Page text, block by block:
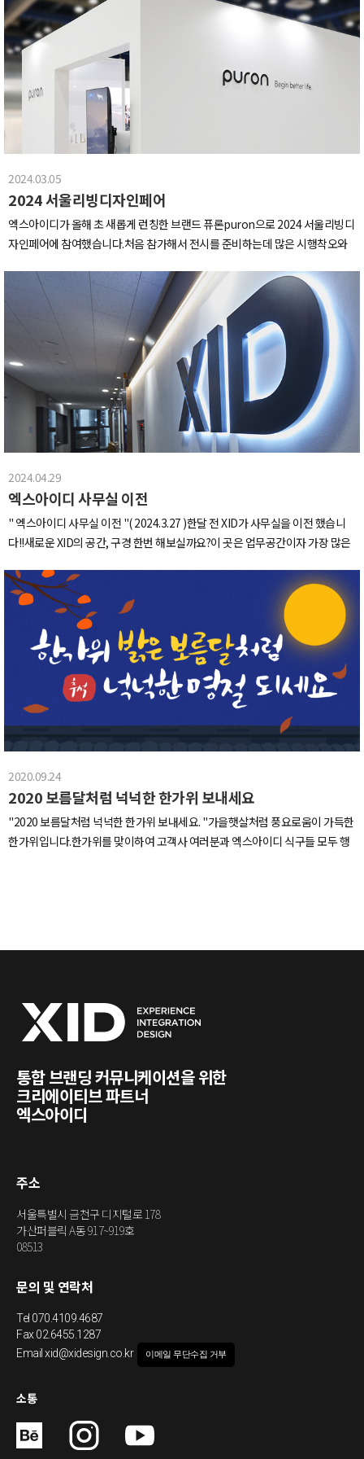
2024.03.05
2024 서울리빙디자인페어
엑스아이디가 올해 초 새롭게 런칭한 브랜드 퓨론puron으로 2024 서울리빙디
자인페어에 참여했습니다.처음 참가해서 전시를 준비하는데 많은 시행착오와
의 이미지를 잘 나타낼 수 있도록 전체적으로 화이트 톤으로 꾸몄으며, 인테리
어 오브제를 배치했습니다.한쪽 벽면은 욕실 인테리어로 장식되어 있어, 칫솔살
균기 느낌을 잘 드러낼 수 있도록 시공되었습니다.드디어 페어 시작!저희는 칫
솔살균기를 메인으로 전시했는데요, 구강세정기 팁을 같이 살균할 수 있으면서
디자인 오브제까지 할 수 있는 제품입니다.저희 퓨론 부스를 찾아주신 많은 분들
께서 제품에 대한 긍정적인 평가를 해주셨고 특히, 제품의 고급스러운 디자인과
품질에 대한많은 칭찬을 받았습니다. 사용자들의 다양한 의견과 피드백을 듣고
고려할 수 있는 소중한 기회가 되었습니다.전시 때 DP한 퓨론 칫솔살균기 제품
입니다.(정말 예쁘죠?)관람객 분들이 가장 많이 오셨던 룰렛 이벤트!할인쿠폰,
칫솔세트부터 퓨론 살균기까지 다양한 상품을 받을수 있는 이벤트였습니다. 이
벤트 진행은 프롬프터 분들이 도와주셨는데요,감사하게도 관람객분들이 많은
관심을 보내주셨습니다. (저 많은 관람객분들이 보이시죠?)총 5일동안 진행된
2024 서울리빙디자인페어!저희 퓨론 부스에 들러주신 모든 분들께 감사드립니
다.앞으로도 저희 퓨론과 XID에 많은 관심 부탁드립니다!
2024.04.29
엑스아이디 사무실 이전
" 엑스아이디 사무실 이전 " ​( 2024.3.27 )한달 전 XID가 사무실을 이전 했습니
다!!새로운 XID의 공간, 구경 한번 해보실까요?이 곳은 업무공간이자 가장 많은
아있어도 편안하답니다깔끔한 회의실은 쾌적하고 여유롭게 회의를 진행 할 수
있구요이제 모두가 가장 좋아하는 공간인 휴식공간 겸 스튜디오로 가볼까요?스
튜디오 중심에 호텔 라운지 같은 느낌의 카펫과 소파가 있고 이를 둘러싸고 있는
여러 공간이 있답니다하나하나 소개해 드릴게요~요리관련회사도 아닌데 주방
에 진심인 회사를 고르라고 하면 주저없이 저희 회사를 선택할겁니다토스트기
부터 시작해 커피 머신과 제빙기 오븐, 식기세척기 등등회사가 주방에 이렇게
진심이면 저희가 쓸 수 밖에 없잖아요카페 짓밟을 수 있죠?​커피는 물론 스무디
등 다양한 카페 메뉴도 가능해 주방에서 다양한 음료를 만들어 먹고 있답니다이
곳은 저희가 편하게 쉴 수 있는 휴식공간입니다안마의자와 일명 둥지라고 부르
겸 스튜디오이기 때문에 한 쪽에는 탈의실과 메이크업 룸도 있답니다미용실에
서 볼 수 있는 메이크업용 높낮이 조절의자에 앉아 거울에서 나오는 은은한 조명
을 받으면,에라이 기분이다!!! 메이크업 받은 사람들 전원 차은우, 장원영!!​이렇
게 새로 이전한 XID 사무실을 간단히 소개해 드렸습니다새로운 사무실에서 더
2020.09.24
2020 보름달처럼 넉넉한 한가위 보내세요
"2020 보름달처럼 넉넉한 한가위 보내세요. "가을햇살처럼 풍요로움이 가득한
한가위입니다.한가위를 맞이하여 고객사 여러분과 엑스아이디 식구들 모두 행
통합 브랜딩 커뮤니케이션을 위한
크리에이티브 파트너
엑스아이디
주소
서울특별시 금천구 디지털로 178
가산퍼블릭 A동 917~919호
08513
문의 및 연락처
Tel 070.4109.4687
Fax 02.6455.1287
Email xid@xidesign.co.kr 이메일 무단수집 거부
소통